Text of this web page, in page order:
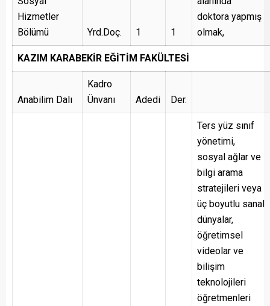
Hizmetler
Bölümü
Yrd.Doç. 1 1
doktora yapmış
olmak,
KAZIM KARABEKİR EĞİTİM FAKÜLTESİ
Anabilim Dalı
Kadro
Ünvanı
Adedi Der.
Ters yüz sınıf
yönetimi,
sosyal ağlar ve
bilgi arama
stratejileri veya
üç boyutlu sanal
dünyalar,
öğretimsel
videolar ve
bilişim
teknolojileri
öğretmenleri